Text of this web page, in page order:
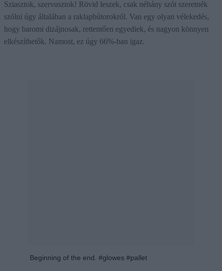
Sziasztok, szervusztok! Rövid leszek, csak néhány szót szeretnék
szólni úgy általában a raklapbútorokról. Van egy olyan vélekedés,
hogy baromi dizájnosak, rettentően egyediek, és nagyon könnyen
elkészíthetők. Namost, ez úgy 66%-ban igaz.
Beginning of the end. #glowes #pallet